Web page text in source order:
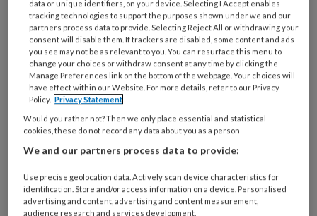
Beeld: Unsplash
Het
Wil je dit artikel lezen?
Maak gratis een account aan en lees 2
artikelen gratis per maand
data or unique identifiers, on your device. Selecting I Accept enables
tracking technologies to support the purposes shown under we and our
partners process data to provide. Selecting Reject All or withdrawing your
consent will disable them. If trackers are disabled, some content and ads
you see may not be as relevant to you. You can resurface this menu to
change your choices or withdraw consent at any time by clicking the
Manage Preferences link on the bottom of the webpage. Your choices will
have effect within our Website. For more details, refer to our Privacy
Policy. Privacy Statement
Would you rather not? Then we only place essential and statistical
cookies, these do not record any data about you as a person
We and our partners process data to provide:
Use precise geolocation data. Actively scan device characteristics for
identification. Store and/or access information on a device. Personalised
advertising and content, advertising and content measurement,
audience research and services development.